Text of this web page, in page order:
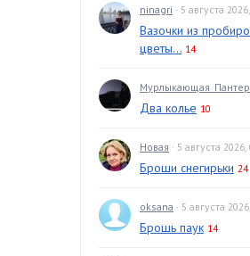
ninagri · 5 августа
Вазочки из
цветы... 14
Два колье 10
Новая · 5 августа 2026,
Броши снегирьки 24
oksana · 5 августа
Брошь паук 14